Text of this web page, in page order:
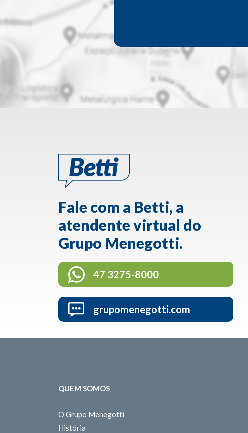
Fale com a Betti, a
atendente virtual do
Grupo Menegotti.
47 3275-8000
grupomenegotti.com
QUEM SOMOS
O Grupo Menegotti
História